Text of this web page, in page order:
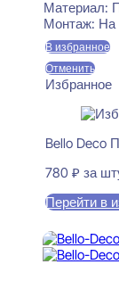
Материал:
Монтаж: На
В избранное
Отменить
Избранное
Bello Deco
780 ₽ за
Перейти в